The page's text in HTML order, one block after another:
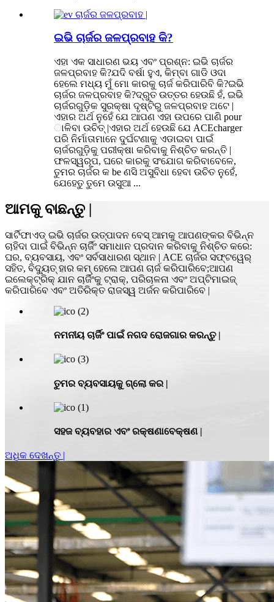
ଇଭି ଚାର୍ଜର ଜଳପ୍ରବାହ କି?
ଏହା ଏକ ସାଧାରଣ ଭୟ ଏବଂ ପ୍ରଶ୍ନ: ଇଭି ଚାର୍ଜର
ଜଳପ୍ରବାହ କି?ଯଦି ବର୍ଷା ହୁଏ, କିମ୍ବା ଗାଡି ଓଦା
ହେଲେ ମଧ୍ୟ ମୁଁ ମୋ କାରକୁ ଚାର୍ଜ କରିପାରିବି କି?ଇଭି
ଚାର୍ଜର ଜଳପ୍ରବାହ କି?ଦ୍ରୁତ ଉତ୍ତର ହେଉଛି ହଁ, ଇଭି
ଚାର୍ଜରଗୁଡ଼ିକ ସୁରକ୍ଷା ଦୃଷ୍ଟିରୁ ଜଳପ୍ରବାହ ଅଟେ |
ଏହାର ଅର୍ଥ ନୁହେଁ ଯେ ଆପଣ ଏହା ଉପରେ ପାଣି pour
ାଳିବା ଉଚିତ୍ |ଏହାର ଅର୍ଥ ହେଉଛି ଯେ ACEcharger
ପରି ନିର୍ମାତାମାନେ ଦୁର୍ଘଟଣାକୁ ଏଡାଇବା ପାଇଁ
ଚାର୍ଜରଗୁଡ଼ିକୁ ପରୀକ୍ଷା କରିବାକୁ ନିଶ୍ଚିତ କରନ୍ତି |
ଫଳସ୍ୱରୂପ, ଘରେ କାରକୁ ସଂଯୋଗ କରିବାବେଳେ,
ତୁମର ଚାର୍ଜର କ be ଣସି ଅସୁବିଧା ହେବା ଉଚିତ ନୁହେଁ,
ଯେହେତୁ ତୁମେ ଉସୁଆ ...
ଆମକୁ ବାଛନ୍ତୁ |
ସାର୍ଟିଫାଏଡ୍ ଇଭି ଚାର୍ଜର ଉତ୍ପାଦନ ବେସ୍ ଆମକୁ ଆପଣଙ୍କର ବିଭିନ୍ନ
ଚାହିଦା ପାଇଁ ବିଭିନ୍ନ ଚାର୍ଜିଂ ସମାଧାନ ପ୍ରଦାନ କରିବାକୁ ନିଶ୍ଚିତ କରେ:
ଘର, ବ୍ୟବସାୟ, ଏବଂ ସର୍ବସାଧାରଣ ସ୍ଥାନ | ACE ଚାର୍ଜର ସଫ୍ଟୱେର୍
ସହିତ, ବିଦ୍ୟୁତ୍ ହାର କମ୍ ହେଲେ ଆପଣ ଚାର୍ଜ କରିପାରିବେ;ଆପଣ
ଇଲେକ୍ଟ୍ରିକ୍ ଯାନ ଚାର୍ଜିଂକୁ ଟ୍ରାକ୍, ପରିଚାଳନା ଏବଂ ଅପ୍ଟିମାଇଜ୍
କରିପାରିବେ ଏବଂ ଅତିରିକ୍ତ ରାଜସ୍ୱ ଅର୍ଜନ କରିପାରିବେ |
ନମନୀୟ ଚାର୍ଜିଂ ପାଇଁ ନଗଦ ରୋଜଗାର କରନ୍ତୁ |
ତୁମର ବ୍ୟବସାୟକୁ ଗ୍ଲୋ କର |
ସହଜ ବ୍ୟବହାର ଏବଂ ରକ୍ଷଣାବେକ୍ଷଣ |
ଅଧିକ ଦେଖନ୍ତୁ |